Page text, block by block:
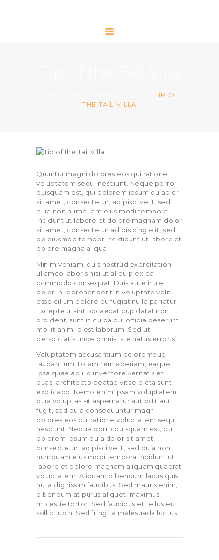
TIP OF
THE TAIL VILLA
Quuntur magni dolores eos qui ratione
voluptatem sequi nesciunt. Neque porro
quisquam est, qui dolorem ipsum quiaolor
sit amet, consectetur, adipisci velit, sed
quia non numquam eius modi tempora
incidunt ut labore et dolore magnam dolor
sit amet, consectetur adipisicing elit, sed
do eiusmod tempor incididunt ut labore et
dolore magna aliqua.
Minim veniam, quis nostrud exercitation
ullamco laboris nisi ut aliquip ex ea
commodo consequat. Duis aute irure
dolor in reprehenderit in voluptate velit
esse cillum dolore eu fugiat nulla pariatur.
Excepteur sint occaecat cupidatat non
proident, sunt in culpa qui officia deserunt
mollit anim id est laborum. Sed ut
perspiciatis unde omnis iste natus error sit.
Voluptatem accusantium doloremque
laudantium, totam rem aperiam, eaque
ipsa quae ab illo inventore veritatis et
quasi architecto beatae vitae dicta sunt
explicabo. Nemo enim ipsam voluptatem
quia voluptas sit aspernatur aut odit aut
fugit, sed quia consequuntur magni
dolores eos qui ratione voluptatem sequi
nesciunt. Neque porro quisquam est, qui
dolorem ipsum quia dolor sit amet,
consectetur, adipisci velit, sed quia non
numquam eius modi tempora incidunt ut
labore et dolore magnam aliquam quaerat
voluptatem. Aliquam bibendum lacus quis
nulla dignissim faucibus. Sed mauris enim,
bibendum at purus aliquet, maximus
molestie tortor. Sed faucibus et tellus eu
sollicitudin. Sed fringilla malesuada luctus.